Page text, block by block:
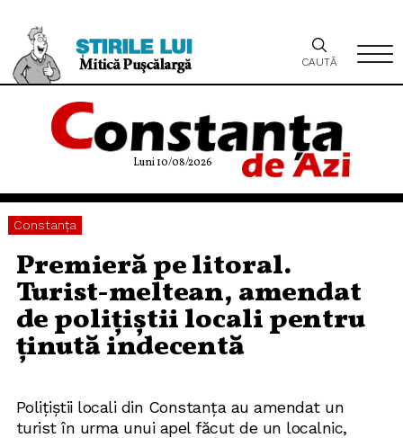
Luni 10/08/2026
CAUTĂ
Constanța
Premieră pe litoral.
Turist-meltean, amendat
de polițiștii locali pentru
ținută indecentă
Polițiștii locali din Constanța au amendat un
turist în urma unui apel făcut de un localnic,